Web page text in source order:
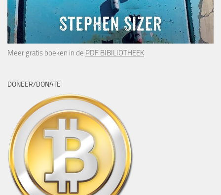
Meer gratis boeken in de PDF BIBILIOTHEEK
DONEER/DONATE